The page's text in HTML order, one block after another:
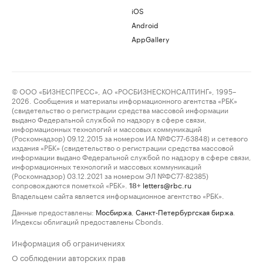
iOS
Android
AppGallery
© ООО «БИЗНЕСПРЕСС», АО «РОСБИЗНЕСКОНСАЛТИНГ», 1995–
2026. Сообщения и материалы информационного агентства «РБК»
(свидетельство о регистрации средства массовой информации
выдано Федеральной службой по надзору в сфере связи,
информационных технологий и массовых коммуникаций
(Роскомнадзор) 09.12.2015 за номером ИА №ФС77-63848) и сетевого
издания «РБК» (свидетельство о регистрации средства массовой
информации выдано Федеральной службой по надзору в сфере связи,
информационных технологий и массовых коммуникаций
(Роскомнадзор) 03.12.2021 за номером ЭЛ №ФС77-82385)
сопровождаются пометкой «РБК».
18+ letters@rbc.ru
Владельцем сайта является информационное агентство «РБК».
Данные предоставлены: Мосбиржа Санкт-Петербургская биржа
Индексы облигаций предоставлены Cbonds.
Информация об ограничениях
О соблюдении авторских прав